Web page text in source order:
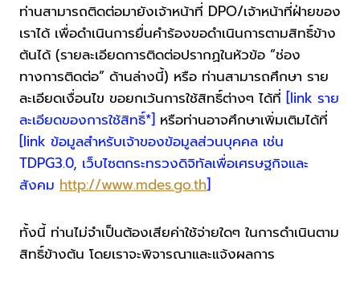
ท่านสามารถติดต่อมายังเจ้าหน้าที่ DPO/เจ้าหน้าที่ฝ่ายของ
เราได้ เพื่อดำเนินการยื่นคำร้องขอดำเนินการตามสิทธิ์ข้าง
ต้นได้ (รายละเอียดการติดต่อปรากฏในหัวข้อ “ช่อง
ทางการติดต่อ” ด้านล่างนี้) หรือ ท่านสามารถศึกษา ราย
ละเอียดเงื่อนไข ขอยกเว้นการใช้สิทธิ์ต่างๆ ได้ที่ [link ราย
ละเอียดของการใช้สิทธิ์*] หรือท่านอาจศึกษาเพิ่มเติมได้ที่
[link ข้อมูลสำหรับเจ้าของข้อมูลส่วนบุคคล เช่น
TDPG3.0, เว็บไซตกระทรวงดิจิทัลเพื่อเศรษฐกิจและ
สังคม http://www.mdes.go.th]
ทั้งนี้ ท่านไม่จำเป็นต้องเสียค่าใช้จ่ายใดๆ ในการดำเนินตาม
สิทธิ์ข้างต้น โดยเราจะพิจารณาและแจ้งผลการ